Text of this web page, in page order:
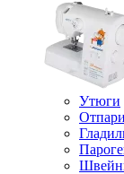
Утюги